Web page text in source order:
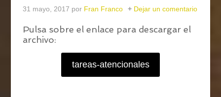
31 mayo, 2017 por Fran Franco Dejar un comentario
Pulsa sobre el enlace para descargar el
archivo:
tareas-atencionales